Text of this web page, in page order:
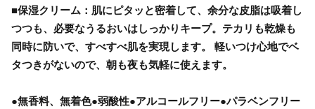
■保湿クリーム：肌にピタッと密着して、余分な皮脂は吸着し
つつも、必要なうるおいはしっかりキープ。テカリも乾燥も
同時に防いで、すべすべ肌を実現します。 軽いつけ心地でベ
タつきがないので、朝も夜も気軽に使えます。
●無香料、無着色●弱酸性●アルコールフリー●パラベンフリー